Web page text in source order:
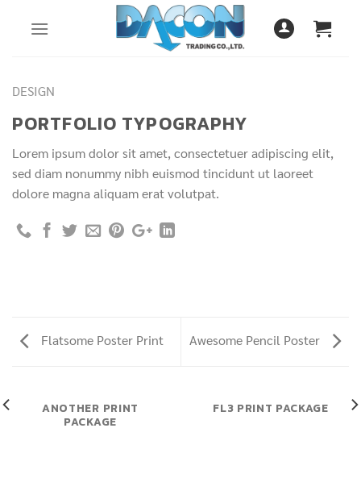
DESIGN
PORTFOLIO TYPOGRAPHY
Lorem ipsum dolor sit amet, consectetuer adipiscing elit,
sed diam nonummy nibh euismod tincidunt ut laoreet
dolore magna aliquam erat volutpat.
Flatsome Poster Print Awesome Pencil Poster
ANOTHER PRINT
PACKAGE
FL3 PRINT PACKAGE